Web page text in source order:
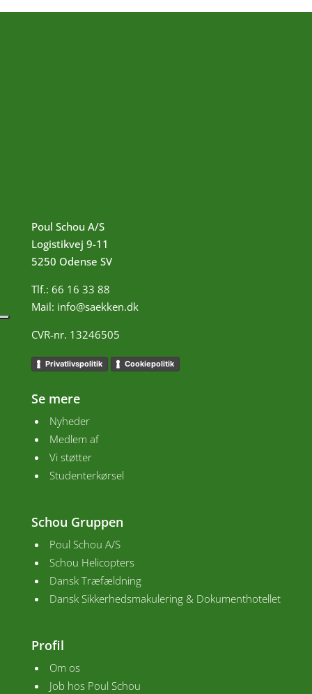
Poul Schou A/S
Logistikvej 9-11
5250 Odense SV
Tlf.: 66 16 33 88
Mail: info@saekken.dk
CVR-nr. 13246505
Privatlivspolitik Cookiepolitik
Se mere
Nyheder
Medlem af
Vi støtter
Studenterkørsel
Schou Gruppen
Poul Schou A/S
Schou Helicopters
Dansk Træfældning
Dansk Sikkerhedsmakulering & Dokumenthotellet
Profil
Om os
Job hos Poul Schou